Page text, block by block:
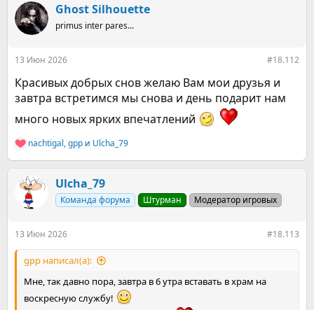
к
ц
и
Ghost Silhouette
primus inter pares...
13 Июн 2026 #18.112
Красивых добрых снов желаю Вам мои друзья и
завтра встретимся мы снова и день подарит нам
много новых ярких впечатлений
Р
е
nachtigal,gpp и Ulcha_79
Ulcha_79
Команда форума Штурман Модератор игровых
13 Июн 2026 #18.113
gpp написал(а):
Мне, так давно пора, завтра в 6 утра вставать в храм на
воскресную службу!